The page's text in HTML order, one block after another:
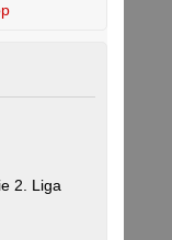
2. Liga